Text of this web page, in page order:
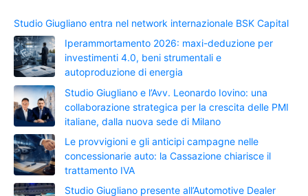
Studio Giugliano entra nel network internazionale BSK Capital
Iperammortamento 2026: maxi-deduzione per
investimenti 4.0, beni strumentali e
autoproduzione di energia
Studio Giugliano e l’Avv. Leonardo Iovino: una
collaborazione strategica per la crescita delle PMI
italiane, dalla nuova sede di Milano
Le provvigioni e gli anticipi campagne nelle
concessionarie auto: la Cassazione chiarisce il
trattamento IVA
Studio Giugliano presente all’Automotive Dealer